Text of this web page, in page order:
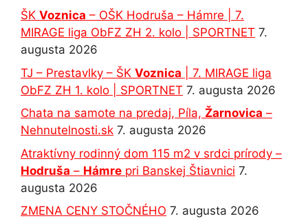
ŠK Voznica – OŠK Hodruša – Hámre | 7.
MIRAGE liga ObFZ ZH 2. kolo | SPORTNET 7.
augusta 2026
TJ – Prestavlky – ŠK Voznica | 7. MIRAGE liga
ObFZ ZH 1. kolo | SPORTNET 7. augusta 2026
Chata na samote na predaj, Píla, Žarnovica –
Nehnutelnosti.sk 7. augusta 2026
Atraktívny rodinný dom 115 m2 v srdci prírody –
Hodruša – Hámre pri Banskej Štiavnici 7.
augusta 2026
ZMENA CENY STOČNÉHO 7. augusta 2026